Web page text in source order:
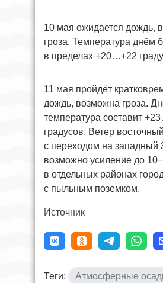
10 мая ожидается дождь,
гроза. Температура днём
в пределах +20…+22
11 мая пройдёт
дождь, возможна гроза.
температура составит
градусов. Ветер восточный
с переходом на западный
возможно усиление до
в отдельных районах
с пыльным поземком.
Источник
Теги: Атмосферные